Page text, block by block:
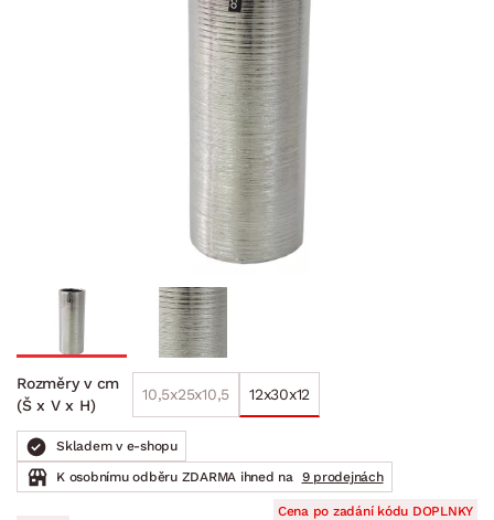
Rozměry v cm
(Š x V x H)
10,5x25x10,5 12x30x12
Skladem v e-shopu
K osobnímu odběru ZDARMA ihned na
9 prodejnách
Cena po zadání kódu DOPLNKY